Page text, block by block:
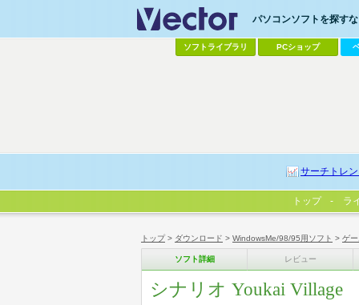
トップ> ダウンロード > WindowsMe/98/95用ソフト > ゲー
ソフト詳細 レビュー
シナリオ Youkai Village
パソコンソフトを探す
ソフトライブラリ PCショップ
サーチトレン
トップ ラ